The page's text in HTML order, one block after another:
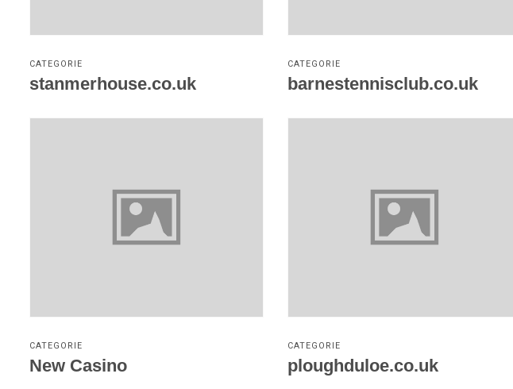
CATEGORIE
stanmerhouse.co.uk
CATEGORIE
barnestennisclub.co.uk
CATEGORIE
New Casino
CATEGORIE
ploughduloe.co.uk